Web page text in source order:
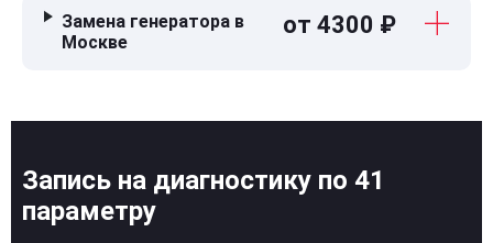
Замена генератора в
Москве
от 4300 ₽
Запись на диагностику по 41
параметру